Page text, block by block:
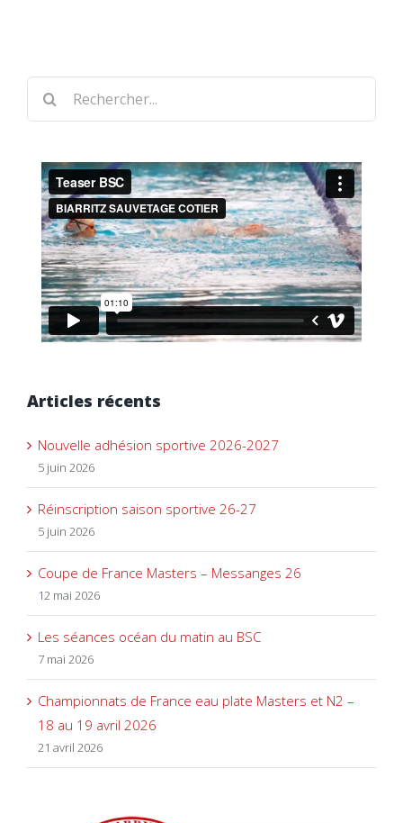
Articles récents
Nouvelle adhésion sportive 2026-2027
5 juin 2026
Réinscription saison sportive 26-27
5 juin 2026
Coupe de France Masters – Messanges 26
12 mai 2026
Les séances océan du matin au BSC
7 mai 2026
Championnats de France eau plate Masters et N2 –
18 au 19 avril 2026
21 avril 2026